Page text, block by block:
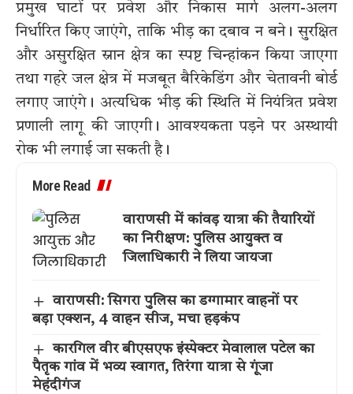
प्रमुख घाटों पर प्रवेश और निकास मार्ग अलग-अलग
निर्धारित किए जाएंगे, ताकि भीड़ का दबाव न बने। सुरक्षित
और असुरक्षित स्नान क्षेत्र का स्पष्ट चिन्हांकन किया जाएगा
तथा गहरे जल क्षेत्र में मजबूत बैरिकेडिंग और चेतावनी बोर्ड
लगाए जाएंगे। अत्यधिक भीड़ की स्थिति में नियंत्रित प्रवेश
प्रणाली लागू की जाएगी। आवश्यकता पड़ने पर अस्थायी
रोक भी लगाई जा सकती है।
More Read
वाराणसी में कांवड़ यात्रा की तैयारियों
का निरीक्षण: पुलिस आयुक्त व
जिलाधिकारी ने लिया जायजा
वाराणसी: सिगरा पुलिस का डग्गामार वाहनों पर
बड़ा एक्शन, 4 वाहन सीज, मचा हड़कंप
कारगिल वीर बीएसएफ इंस्पेक्टर मेवालाल पटेल का
पैतृक गांव में भव्य स्वागत, तिरंगा यात्रा से गूंजा
मेहंदीगंज